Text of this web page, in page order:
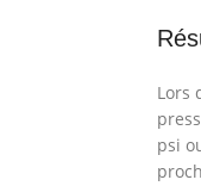
Lors
psi